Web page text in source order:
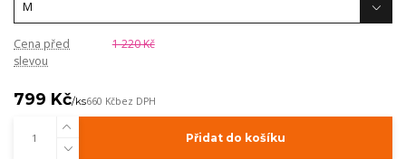
Cena před
slevou
1 220 Kč
799 Kč/ks660 Kčbez DPH
Přidat do košíku